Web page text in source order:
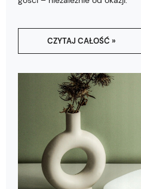
CZYTAJ CAŁOŚĆ »